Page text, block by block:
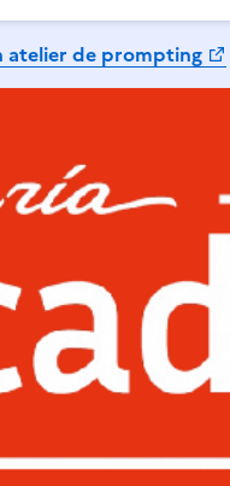
atelier de prompting